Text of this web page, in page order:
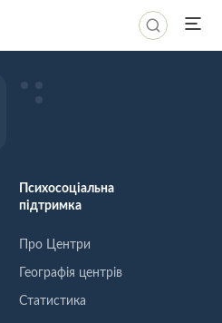
Психосоціальна
підтримка
Про Центри
Географія центрів
Статистика